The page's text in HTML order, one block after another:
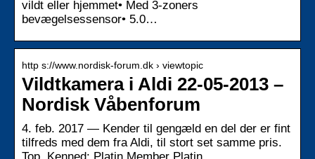
vildt eller hjemmet• Med 3-zoners
bevægelsessensor• 5.0…
http s://www.nordisk-forum.dk › viewtopic
Vildtkamera i Aldi 22-05-2013 –
Nordisk Våbenforum
4. feb. 2017 — Kender til gengæld en del der er fint
tilfreds med dem fra Aldi, til stort set samme pris.
Top. Kenned: Platin Member Platin …